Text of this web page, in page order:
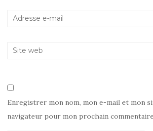
Enregistrer mon nom, mon e-mail et mon
navigateur pour mon prochain